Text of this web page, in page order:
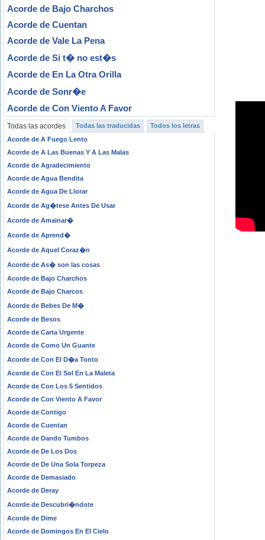
Acorde de Bajo Charchos
Acorde de Cuentan
Acorde de Vale La Pena
Acorde de Si t� no est�s
Acorde de En La Otra Orilla
Acorde de Sonr�e
Acorde de Con Viento A Favor
Todas las acordes Todas las traducidas
Todos los letras
Acorde de A Fuego Lento
Acorde de A Las Buenas Y A Las Malas
Acorde de Agradecimiento
Acorde de Agua Bendita
Acorde de Agua De Llorar
Acorde de Ag�tese Antes De Usar
Acorde de Amainar�
Acorde de Aprend�
Acorde de Aquel Coraz�n
Acorde de As� son las cosas
Acorde de Bajo Charchos
Acorde de Bajo Charcos
Acorde de Bebes De M�
Acorde de Besos
Acorde de Carta Urgente
Acorde de Como Un Guante
Acorde de Con El D�a Tonto
Acorde de Con El Sol En La Maleta
Acorde de Con Los 5 Sentidos
Acorde de Con Viento A Favor
Acorde de Contigo
Acorde de Cuentan
Acorde de Dando Tumbos
Acorde de De Los Dos
Acorde de De Una Sola Torpeza
Acorde de Demasiado
Acorde de Deray
Acorde de Descubri�ndote
Acorde de Dime
Acorde de Domingos En El Cielo